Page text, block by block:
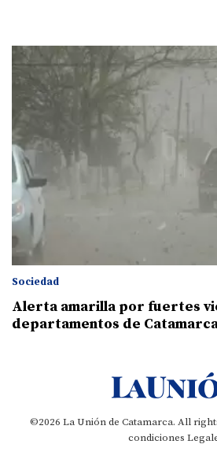
Sociedad
Alerta amarilla por fuertes
departamentos de
©2026 La Unión de Catamarca. All
condiciones